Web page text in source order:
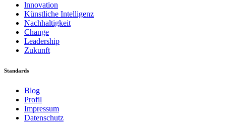
lnnovation
Künstliche Intelligenz
Nachhaltigkeit
Change
Leadership
Zukunft
Standards
Blog
Profil
Impressum
Datenschutz